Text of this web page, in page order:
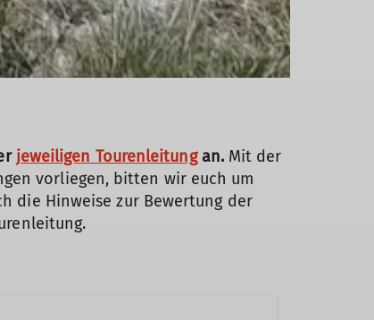
jeweiligen Tourenleitungan.Mit der
vorliegen, bitten wir euch um
die Hinweise zur Bewertung der